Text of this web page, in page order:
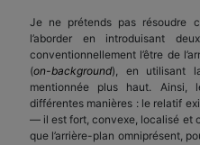
Je ne prétends pas résoudre
l’aborder en introduisant
conventionnellement l’être de
(on-background), en utilisant
mentionnée plus haut. Ainsi,
différentes manières : le relatif
— il est fort, convexe, localisé et
que l’arrière-plan omniprésent,